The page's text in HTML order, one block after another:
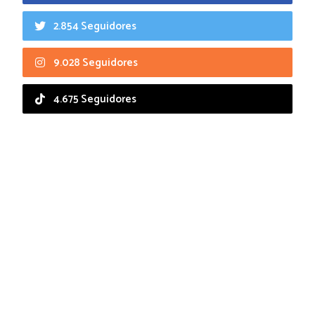
2.854 Seguidores
9.028 Seguidores
4.675 Seguidores